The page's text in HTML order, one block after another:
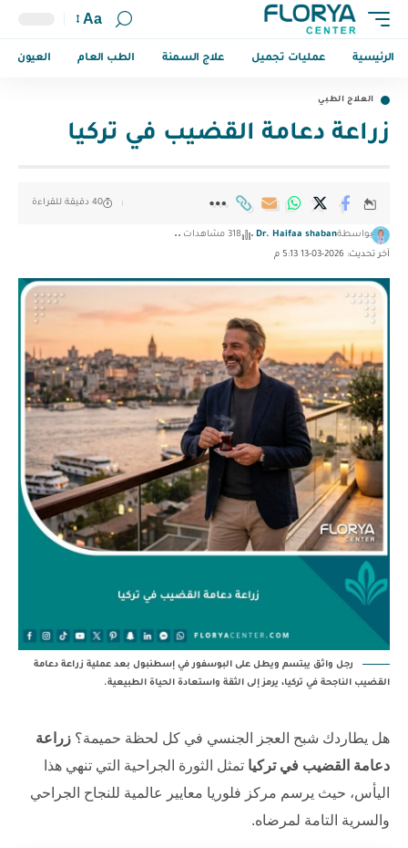
Aa
الرئيسية عمليات تجميل علاج السمنة الطب العام العيون
العلاج الطبي
زراعة دعامة القضيب في تركيا
آخر تحديث: 2026-03-13 5:13 م
بواسطةDr. Haifaa shaban 318 مشاهدات
40 دقيقة للقراءة
رجل واثق يبتسم ويطل على البوسفور في إسطنبول بعد عملية زراعة دعامة
القضيب الناجحة في تركيا، يرمز إلى الثقة واستعادة الحياة الطبيعية.
هل يطاردك شبح العجز الجنسي في كل لحظة حميمة؟ زراعة
دعامة القضيب في تركيا تمثل الثورة الجراحية التي تنهي هذا
اليأس، حيث يرسم مركز فلوريا معايير عالمية للنجاح الجراحي
والسرية التامة لمرضاه.